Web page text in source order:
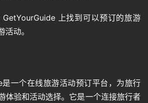
上找到可以预订的旅游
动。
一个在线旅游活动预订平台，为旅行
体验和活动选择。它是一个连接旅行者